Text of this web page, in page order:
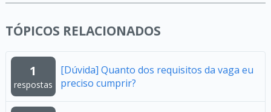
TÓPICOS RELACIONADOS
1
respostas
[Dúvida] Quanto dos requisitos da vaga eu
preciso cumprir?